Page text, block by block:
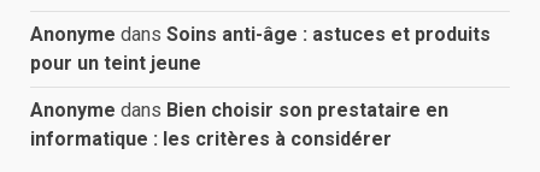
Anonyme dans Soins anti-âge : astuces et produits
pour un teint jeune
Anonyme dans Bien choisir son prestataire en
informatique : les critères à considérer